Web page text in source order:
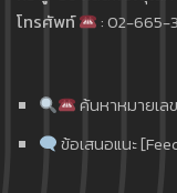
โทรศัพท์
: 02-665-
ค้นหาหมายเล
ข้อเสนอแนะ